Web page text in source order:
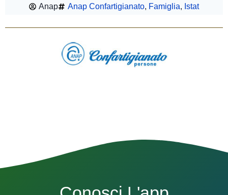
Anap Anap Confartigianato, Famiglia, Istat